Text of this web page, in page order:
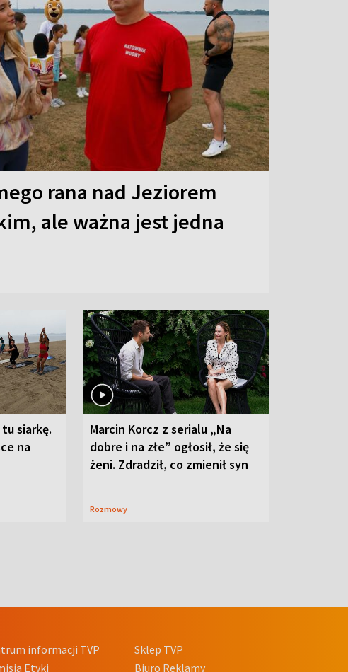
rana nad Jeziorem
ale ważna jest jedna
siarkę.
na
Marcin Korcz z serialu „Na
dobre i na złe” ogłosił, że się
żeni. Zdradził, co zmienił syn
Rozmowy
informacji TVP
Etyki
Sklep TVP
Biuro Reklamy